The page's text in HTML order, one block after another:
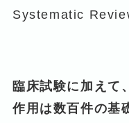
Systematic
臨床試験に加えて
作用は数百件の基